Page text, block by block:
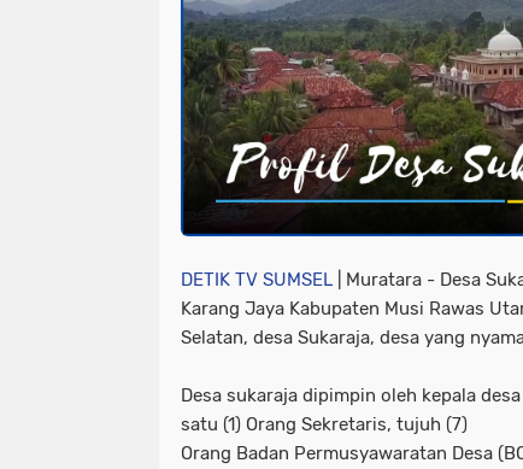
DETIK TV SUMSEL | Muratara - Desa
Karang Jaya Kabupaten Musi Rawas
Selatan, desa Sukaraja, desa yang
Desa sukaraja dipimpin oleh kepala
satu (1) Orang Sekretaris, tujuh (7)
Orang Badan Permusyawaratan Desa